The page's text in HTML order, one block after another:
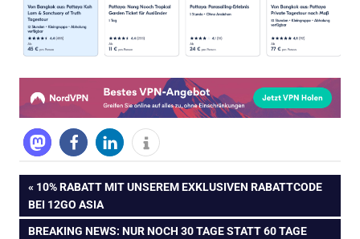
Beitragsnavigation
VORHERIGER
BEITRAG:
10% RABATT MIT UNSEREM EXKLUSIVEN RABATTCODE
BEI 12GO ASIA
NÄCHSTER
BREAKING NEWS: NUR NOCH 30 TAGE STATT 60 TAGE